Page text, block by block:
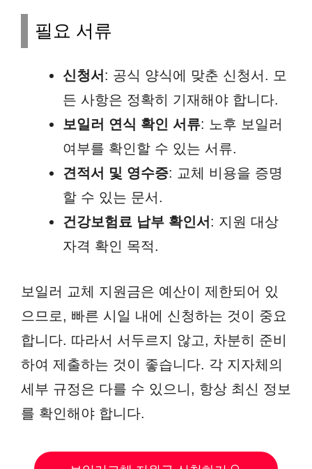
필요 서류
신청서 : 공식 양식에 맞춘 신청서. 모
든 사항은 정확히 기재해야 합니다.
보일러 연식 확인 서류: 노후 보일러
여부를 확인할 수 있는 서류.
견적서 및 영수증: 교체 비용을 증명
할 수 있는 문서.
건강보험료 납부 확인서 : 지원 대상
자격 확인 목적.
보일러 교체 지원금은 예산이 제한되어 있
으므로, 빠른 시일 내에 신청하는 것이 중요
합니다. 따라서 서두르지 않고, 차분히 준비
하여 제출하는 것이 좋습니다. 각 지자체의
세부 규정은 다를 수 있으니, 항상 최신 정보
를 확인해야 합니다.